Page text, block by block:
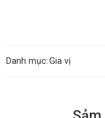
Danh mục:Gia vị